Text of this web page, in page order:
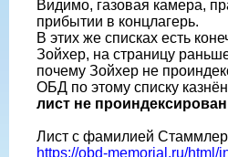
Видимо, газовая камера,
прибытии в концлагерь.
В этих же списках есть
Зойхер, на страницу
почему Зойхер не
ОБД по этому списку
лист не проиндексирован
Лист с фамилией
https://obd-memorial.ru/html/